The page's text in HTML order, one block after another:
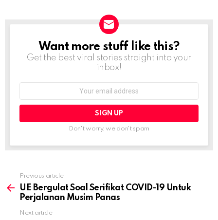
NEWSLETTER
Want more stuff like this?
Get the best viral stories straight into your
inbox!
Don't worry, we don't spam
more
Previous article
UE Bergulat Soal Serifikat COVID-19 Untuk
Perjalanan Musim Panas
Next article